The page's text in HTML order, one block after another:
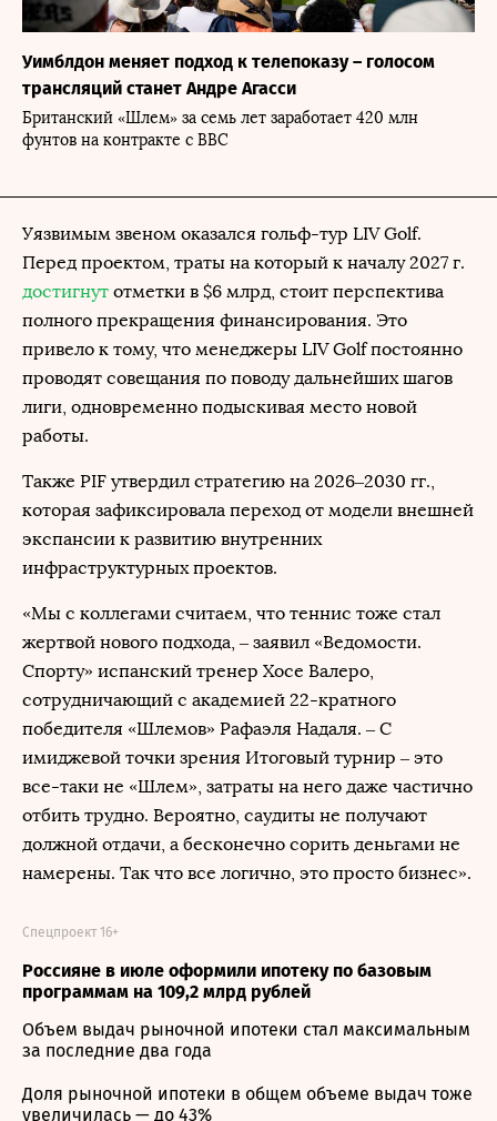
Уимблдон меняет подход к телепоказу – голосом
трансляций станет Андре Агасси
Британский «Шлем» за семь лет заработает 420 млн
фунтов на контракте с BBC
Уязвимым звеном оказался гольф-тур LIV Golf.
Перед проектом, траты на который к началу 2027 г.
достигнут отметки в $6 млрд, стоит перспектива
полного прекращения финансирования. Это
привело к тому, что менеджеры LIV Golf постоянно
проводят совещания по поводу дальнейших шагов
лиги, одновременно подыскивая место новой
работы.
Также PIF утвердил стратегию на 2026–2030 гг.,
которая зафиксировала переход от модели внешней
экспансии к развитию внутренних
инфраструктурных проектов.
«Мы с коллегами считаем, что теннис тоже стал
жертвой нового подхода, – заявил «Ведомости.
Спорту» испанский тренер Хосе Валеро,
сотрудничающий с академией 22-кратного
победителя «Шлемов» Рафаэля Надаля. – С
имиджевой точки зрения Итоговый турнир – это
все-таки не «Шлем», затраты на него даже частично
отбить трудно. Вероятно, саудиты не получают
должной отдачи, а бесконечно сорить деньгами не
намерены. Так что все логично, это просто бизнес».
Россияне в июле оформили ипотеку по базовым
программам на 109,2 млрд рублей
Спецпроект 16+
Объем выдач рыночной ипотеки стал максимальным
за последние два года
Доля рыночной ипотеки в общем объеме выдач тоже
увеличилась — до 43%